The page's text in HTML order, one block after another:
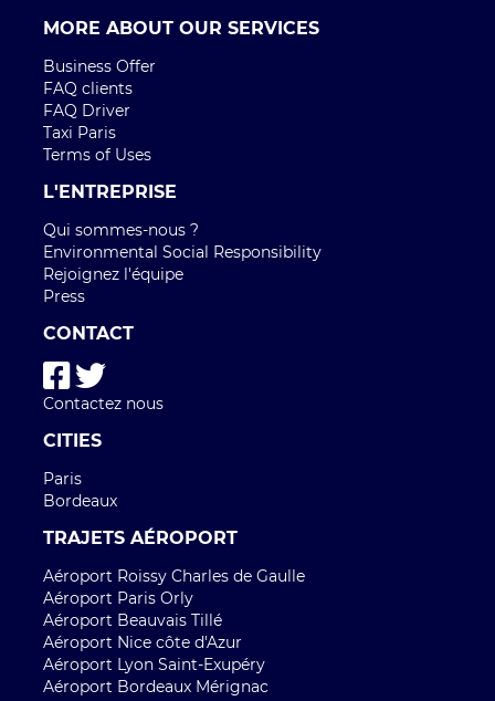
MORE ABOUT OUR SERVICES
Business Offer
FAQ clients
FAQ Driver
Taxi Paris
Terms of Uses
L'ENTREPRISE
Qui sommes-nous ?
Environmental Social Responsibility
Rejoignez l'équipe
Press
CONTACT
Contactez nous
CITIES
Paris
Bordeaux
TRAJETS AÉROPORT
Aéroport Roissy Charles de Gaulle
Aéroport Paris Orly
Aéroport Beauvais Tillé
Aéroport Nice côte d'Azur
Aéroport Lyon Saint-Exupéry
Aéroport Bordeaux Mérignac